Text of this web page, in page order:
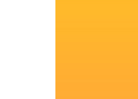
3. 강남 아파트 신고가에
Information: 도쿄 부동
전국 아파트 입주 물
전세의 놀라운 인플레